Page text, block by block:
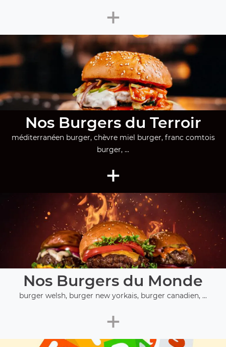
+
Nos Burgers du Terroir
méditerranéen burger, chèvre miel burger, franc comtois
burger, ...
+
Nos Burgers du Monde
burger welsh, burger new yorkais, burger canadien, ...
+